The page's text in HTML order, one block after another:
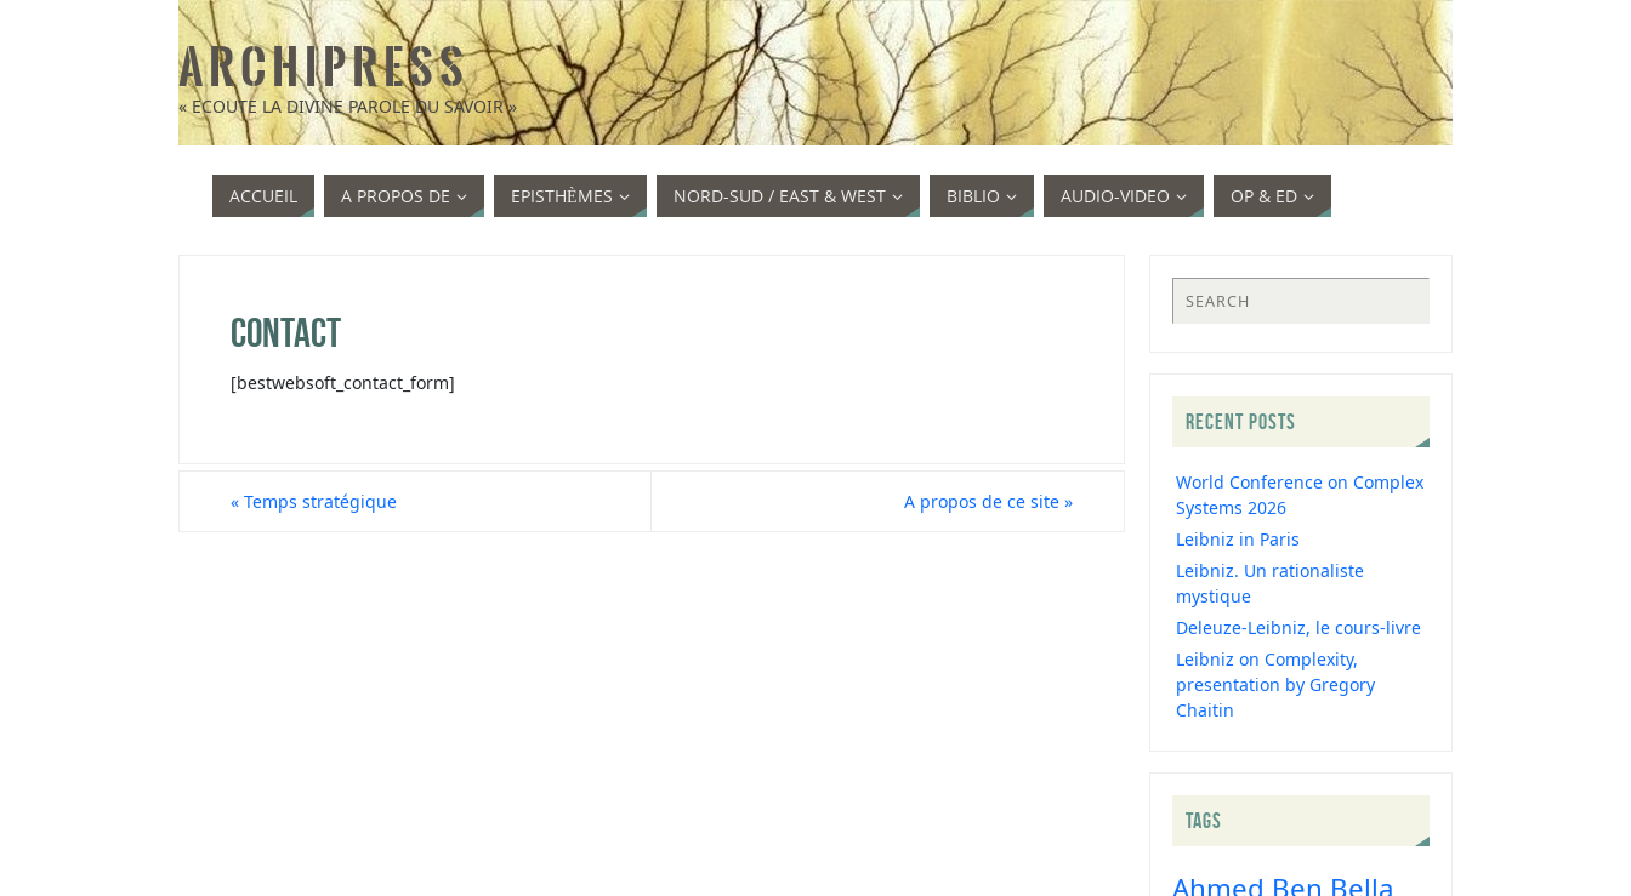
A R C H I P R E S S
« ECOUTE LA DIVINE PAROLE DU SAVOIR »
ACCUEIL A PROPOS DE EPISTHÈMES NORD-SUD / EAST & WEST BIBLIO AUDIO-VIDEO OP & ED
Contact
[bestwebsoft_contact_form]
« Temps stratégique A propos de ce site »
RECENT POSTS
World Conference on Complex
Systems 2026
Leibniz in Paris
Leibniz. Un rationaliste
mystique
Deleuze-Leibniz, le cours-livre
Leibniz on Complexity,
presentation by Gregory
Chaitin
TAGS
Ahmed Ben Bella